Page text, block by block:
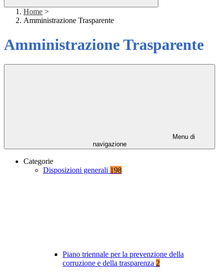
Home >
Amministrazione Trasparente
Amministrazione Trasparente
Menu di
navigazione
Categorie
Disposizioni generali 198
Piano triennale per la prevenzione della
corruzione e della trasparenza 2